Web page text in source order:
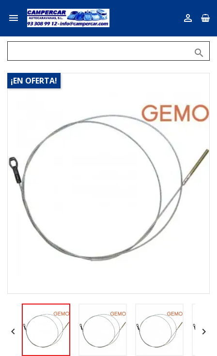
 

¡EN OFERTA!
 